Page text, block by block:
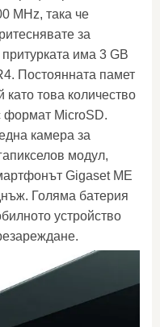
MHz, така че
за
има 3 GB
Постоянната памет
като това количество
формат MicroSD.
камера за
модул,
Gigaset ME
Голяма батерия
устройство